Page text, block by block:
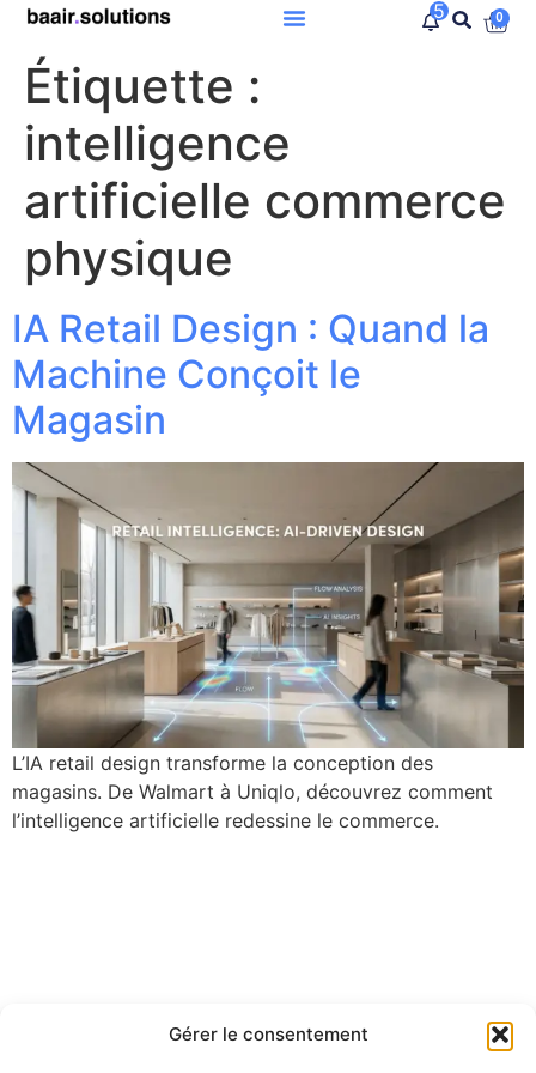
Gérer le consentement
5 0
Étiquette :
intelligence
artificielle commerce
physique
IA Retail Design : Quand la
Machine Conçoit le
Magasin
L’IA retail design transforme la conception des
magasins. De Walmart à Uniqlo, découvrez comment
l’intelligence artificielle redessine le commerce.